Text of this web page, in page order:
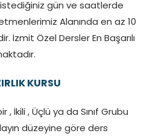
gün ve saatlerde
Alanında en az 10
İzmit Özel Dersler En Başarılı
KURSU
, İkili , Üçlü ya da Sınıf Grubu
düzeyine göre ders